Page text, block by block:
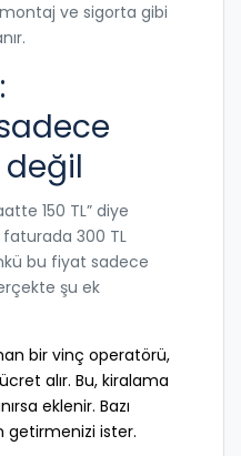
ve sigorta gibi
150 TL” diye
300 TL
bu fiyat sadece
şu ek
bir vinç operatörü,
alır. Bu, kiralama
eklenir. Bazı
getirmenizi ister.